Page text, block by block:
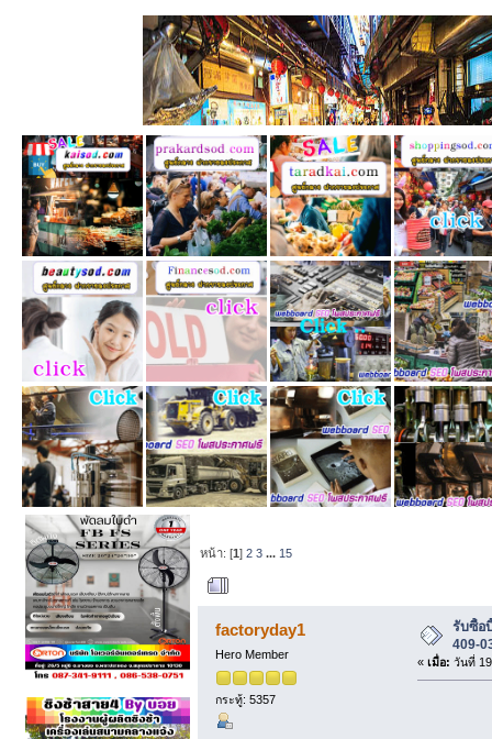
หน้า: [1]2 3 ... 15
factoryday1
Hero Member
กระทู้: 5357
รับซื้อ
409-
« เมื่อ: วันที่